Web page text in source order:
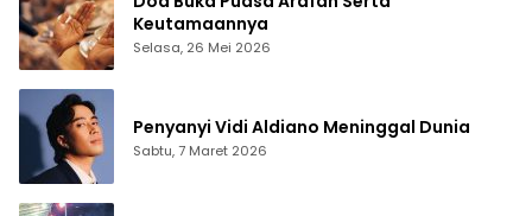
Keutamaannya
Selasa, 26 Mei 2026
Penyanyi Vidi Aldiano Meninggal Dunia
Sabtu, 7 Maret 2026